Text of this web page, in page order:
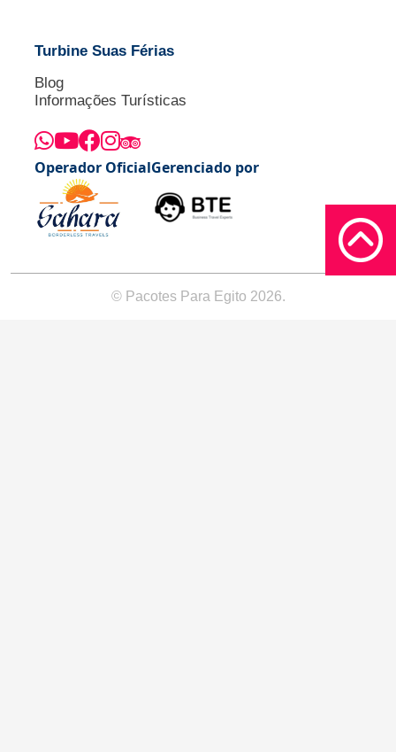
Turbine Suas Férias
Blog
Informações Turísticas
Operador OficialGerenciado por
© Pacotes Para Egito 2026.